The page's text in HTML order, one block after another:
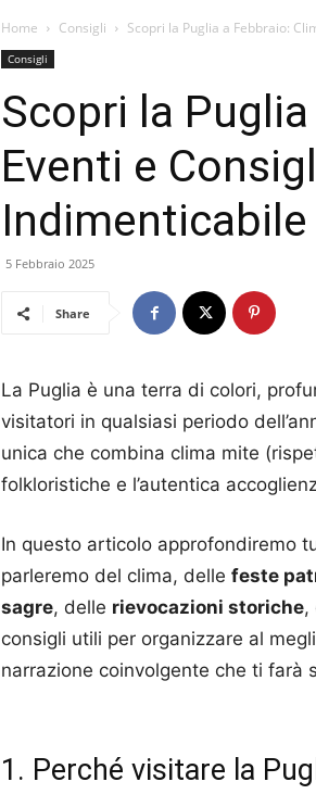
Home Consigli Scopri la Puglia a Febbraio:
Consigli
Scopri la
Eventi e
Indimenticabile
5 Febbraio 2025
Share
La Puglia è una terra di colori,
visitatori in qualsiasi periodo
unica che combina clima mite
folkloristiche e l’autentica
In questo articolo approfondiremo
parleremo del clima, delle feste
sagre, delle rievocazioni storiche,
consigli utili per organizzare al
narrazione coinvolgente che ti farà
1. Perché visitare la